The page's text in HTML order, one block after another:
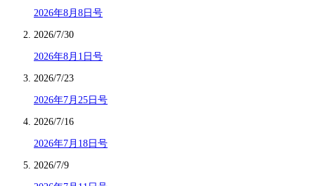
2026年8月8日号
2026/7/30
2026年8月1日号
2026/7/23
2026年7月25日号
2026/7/16
2026年7月18日号
2026/7/9